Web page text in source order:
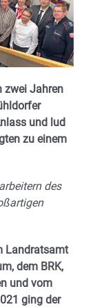
zwei Jahren
und lud
zu einem
des
Landratsamt
dem BRK,
und vom
ging der